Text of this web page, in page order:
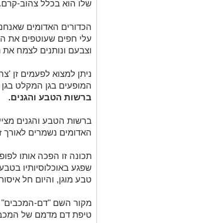
המופעים בגן המקלט בגן
ברשות הטבע והגנים.
האדומים נשמרים לאורך
תכונה זו הפכה אותו
טבע מוגן, והיום חל
טיפת דם מדמם של
בישראל, ביניהם פארק
שמורת הגלבוע